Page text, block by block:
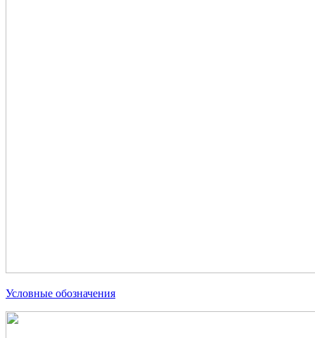
Условные обозначения